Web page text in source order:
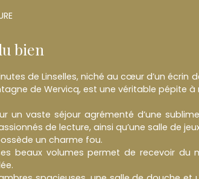
bien
de Linselles, niché au cœur d’un écrin
de Wervicq, est une véritable pépite à
un vaste séjour agrémenté d’une
de lecture, ainsi qu’une salle de
un charme fou.
beaux volumes permet de recevoir du